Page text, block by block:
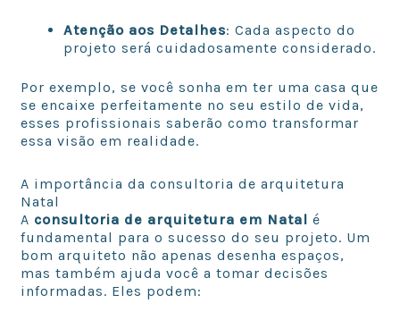
Atenção aos Detalhes: Cada aspecto do
projeto será cuidadosamente considerado.
Por exemplo, se você sonha em ter uma casa que
se encaixe perfeitamente no seu estilo de vida,
esses profissionais saberão como transformar
essa visão em realidade.
A importância da consultoria de arquitetura
Natal
A consultoria de arquitetura em Natal é
fundamental para o sucesso do seu projeto. Um
bom arquiteto não apenas desenha espaços,
mas também ajuda você a tomar decisões
informadas. Eles podem: